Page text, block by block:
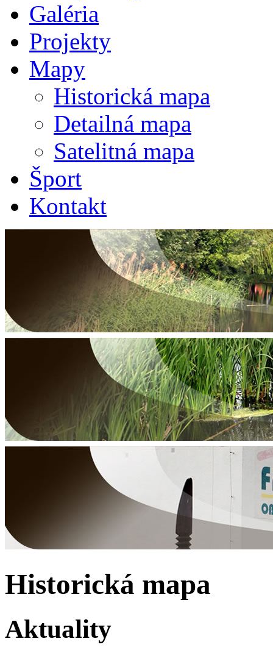
Galéria
Projekty
Mapy
Historická mapa
Detailná mapa
Satelitná mapa
Šport
Kontakt
Historická mapa
Aktuality